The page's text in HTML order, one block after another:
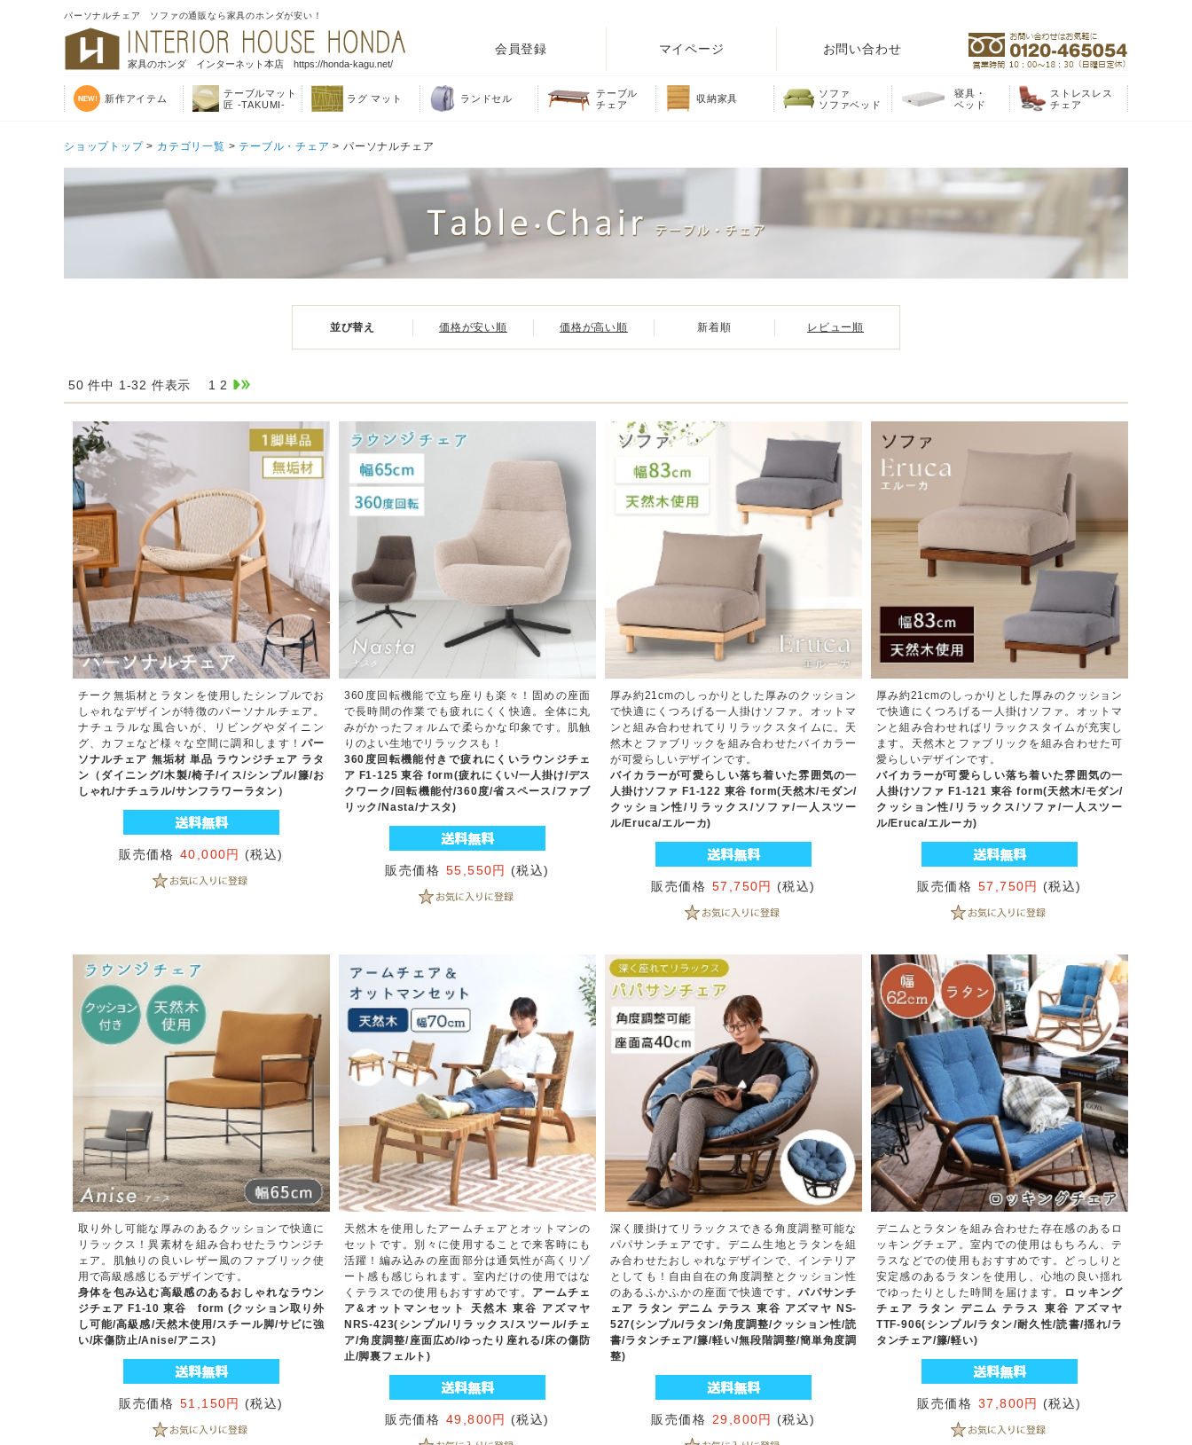
パーソナルチェア ソファの通販なら家具のホンダが安い！
家具のホンダ インターネット本店 https://honda-kagu.net/
会員登録 マイページ お問い合わせ
新作アイテム
テーブルマット
匠 -TAKUMI-
ラグ マット ランドセル
テーブル
チェア
収納家具
ソファ
ソファベッド
寝具・
ベッド
ストレスレス
チェア
ショップトップ> カテゴリ一覧 > テーブル・チェア > パーソナルチェア
並び替え 価格が安い順 価格が高い順 新着順 レビュー順
50 件中 1-32 件表示 1 2
チーク無垢材とラタンを使用したシンプルでお
しゃれなデザインが特徴のパーソナルチェア。
ナチュラルな風合いが、リビングやダイニン
グ、カフェなど様々な空間に調和します！パー
ソナルチェア 無垢材 単品 ラウンジチェア ラタ
ン（ダイニング/木製/椅子/イス/シンプル/籐/お
しゃれ/ナチュラル/サンフラワーラタン）
販売価格 40,000円 (税込)
360度回転機能で立ち座りも楽々！固めの座面
で長時間の作業でも疲れにくく快適。全体に丸
みがかったフォルムで柔らかな印象です。肌触
りのよい生地でリラックスも！
360度回転機能付きで疲れにくいラウンジチェ
ア F1-125 東谷 form(疲れにくい/一人掛け/デス
クワーク/回転機能付/360度/省スペース/ファブ
リック/Nasta/ナスタ)
販売価格 55,550円 (税込)
厚み約21cmのしっかりとした厚みのクッション
で快適にくつろげる一人掛けソファ。オットマ
ンと組み合わせれてりリラックスタイムに。天
然木とファブリックを組み合わせたバイカラー
が可愛らしいデザインです。
バイカラーが可愛らしい落ち着いた雰囲気の一
人掛けソファ F1-122 東谷 form(天然木/モダン/
クッション性/リラックス/ソファ/一人スツー
ル/Eruca/エルーカ)
販売価格 57,750円 (税込)
厚み約21cmのしっかりとした厚みのクッション
で快適にくつろげる一人掛けソファ。オットマ
ンと組み合わせればリラックスタイムが充実し
ます。天然木とファブリックを組み合わせた可
愛らしいデザインです。
バイカラーが可愛らしい落ち着いた雰囲気の一
人掛けソファ F1-121 東谷 form(天然木/モダン/
クッション性/リラックス/ソファ/一人スツー
ル/Eruca/エルーカ)
販売価格 57,750円 (税込)
取り外し可能な厚みのあるクッションで快適に
リラックス！異素材を組み合わせたラウンジチ
ェア。肌触りの良いレザー風のファブリック使
用で高級感感じるデザインです。
身体を包み込む高級感のあるおしゃれなラウン
ジチェア F1-10 東谷 form (クッション取り外
し可能/高級感/天然木使用/スチール脚/サビに強
い/床傷防止/Anise/アニス)
販売価格 51,150円 (税込)
天然木を使用したアームチェアとオットマンの
セットです。別々に使用することで来客時にも
活躍！編み込みの座面部分は通気性が高くリゾ
ート感も感じられます。室内だけの使用ではな
くテラスでの使用もおすすめです。 アームチェ
ア&オットマンセット 天然木 東谷 アズマヤ
NRS-423(シンプル/リラックス/スツール/チェ
ア/角度調整/座面広め/ゆったり座れる/床の傷防
止/脚裏フェルト)
販売価格 49,800円 (税込)
深く腰掛けてリラックスできる角度調整可能な
パパサンチェアです。デニム生地とラタンを組
み合わせたおしゃれなデザインで、インテリア
としても！自由自在の角度調整とクッション性
のあるふかふかの座面で快適です。パパサンチ
ェア ラタン デニム テラス 東谷 アズマヤ NS-
527(シンプル/ラタン/角度調整/クッション性/読
書/ラタンチェア/籐/軽い/無段階調整/簡単角度調
整)
販売価格 29,800円 (税込)
デニムとラタンを組み合わせた存在感のあるロ
ッキングチェア。室内での使用はもちろん、テ
ラスなどでの使用もおすすめです。どっしりと
安定感のあるラタンを使用し、心地の良い揺れ
でゆったりとした時間を届けます。
ロッキング
チェア ラタン デニム テラス 東谷 アズマヤ
TTF-906(シンプル/ラタン/耐久性/読書/揺れ/ラ
タンチェア/籐/軽い)
販売価格 37,800円 (税込)